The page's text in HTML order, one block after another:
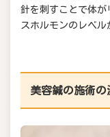
針を刺すことで体が
スホルモンのレベル
美容鍼の施術の